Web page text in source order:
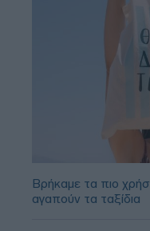
Βρήκαμε τα πιο
αγαπούν τα ταξίδια